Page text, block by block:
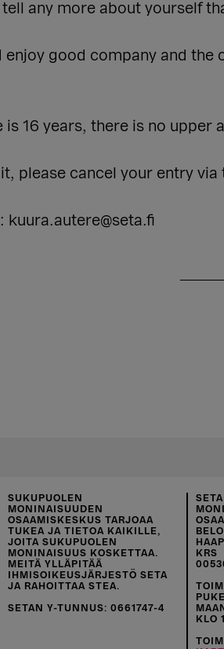
tell any more about yourself
enjoy good company and the
is 16 years, there is no upper
it, please cancel your entry
: kuura.autere@seta.fi
SUKUPUOLEN
MONINAISUUDEN
OSAAMISKESKUS TARJOAA
TUKEA JA TIETOA KAIKILLE,
JOITA SUKUPUOLEN
MONINAISUUS KOSKETTAA.
MEITÄ YLLÄPITÄÄ
IHMISOIKEUSJÄRJESTÖ SETA
JA RAHOITTAA STEA.
SETAN Y-TUNNUS: 0661747-4
KRS
KLO